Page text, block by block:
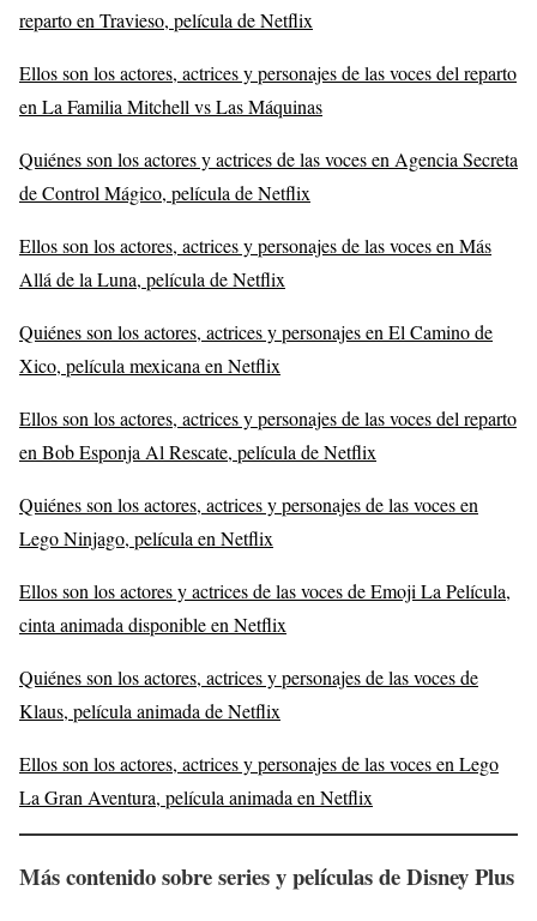
reparto en Travieso, película de Netflix
Ellos son los actores, actrices y personajes de las voces del reparto
en La Familia Mitchell vs Las Máquinas
Quiénes son los actores y actrices de las voces en Agencia Secreta
de Control Mágico, película de Netflix
Ellos son los actores, actrices y personajes de las voces en Más
Allá de la Luna, película de Netflix
Quiénes son los actores, actrices y personajes en El Camino de
Xico, película mexicana en Netflix
Ellos son los actores, actrices y personajes de las voces del reparto
en Bob Esponja Al Rescate, película de Netflix
Quiénes son los actores, actrices y personajes de las voces en
Lego Ninjago, película en Netflix
Ellos son los actores y actrices de las voces de Emoji La Película,
cinta animada disponible en Netflix
Quiénes son los actores, actrices y personajes de las voces de
Klaus, película animada de Netflix
Ellos son los actores, actrices y personajes de las voces en Lego
La Gran Aventura, película animada en Netflix
Más contenido sobre series y películas de Disney Plus